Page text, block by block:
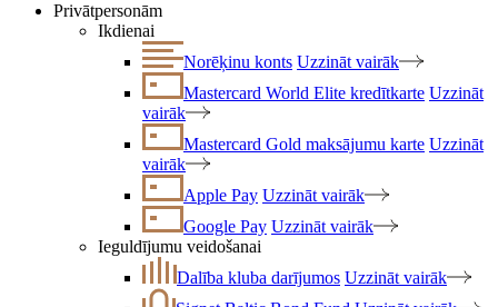
Privātpersonām
Ikdienai
Norēķinu konts Uzzināt vairāk
Mastercard World Elite kredītkarte Uzzināt
vairāk
Mastercard Gold maksājumu karte Uzzināt
vairāk
Apple Pay Uzzināt vairāk
Google Pay Uzzināt vairāk
Ieguldījumu veidošanai
Dalība kluba darījumos Uzzināt vairāk